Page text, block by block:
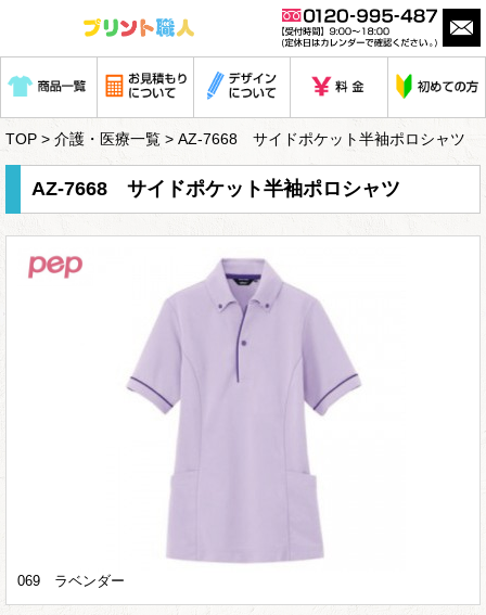
TOP > 介護・医療一覧 > AZ-7668 サイドポケット半袖ポロシャツ
AZ-7668 サイドポケット半袖ポロシャツ
069 ラベンダー